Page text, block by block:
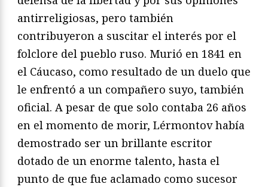
antirreligiosas, pero también
contribuyeron a suscitar el interés por el
folclore del pueblo ruso. Murió en 1841 en
el Cáucaso, como resultado de un duelo que
le enfrentó a un compañero suyo, también
oficial. A pesar de que solo contaba 26 años
en el momento de morir, Lérmontov había
demostrado ser un brillante escritor
dotado de un enorme talento, hasta el
punto de que fue aclamado como sucesor